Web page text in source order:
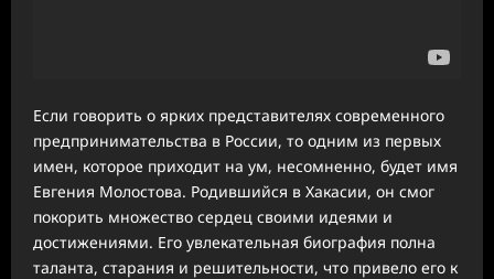
Если говорить о ярких представителях современного
предпринимательства в России, то одним из первых
имен, которое приходит на ум, несомненно, будет имя
Евгения Молостова. Родившийся в Хакасии, он смог
покорить множество сердец своими идеями и
достижениями. Его увлекательная биография полна
таланта, старания и решительности, что привело его к